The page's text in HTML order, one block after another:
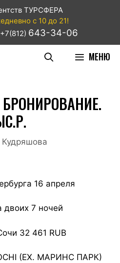
ТУРСФЕРА
с 10 до 21!
643-34-06
МЕНЮ
16 апреля
двоих 7 ночей
32 461 RUB
(EX. МАРИНС ПАРК)